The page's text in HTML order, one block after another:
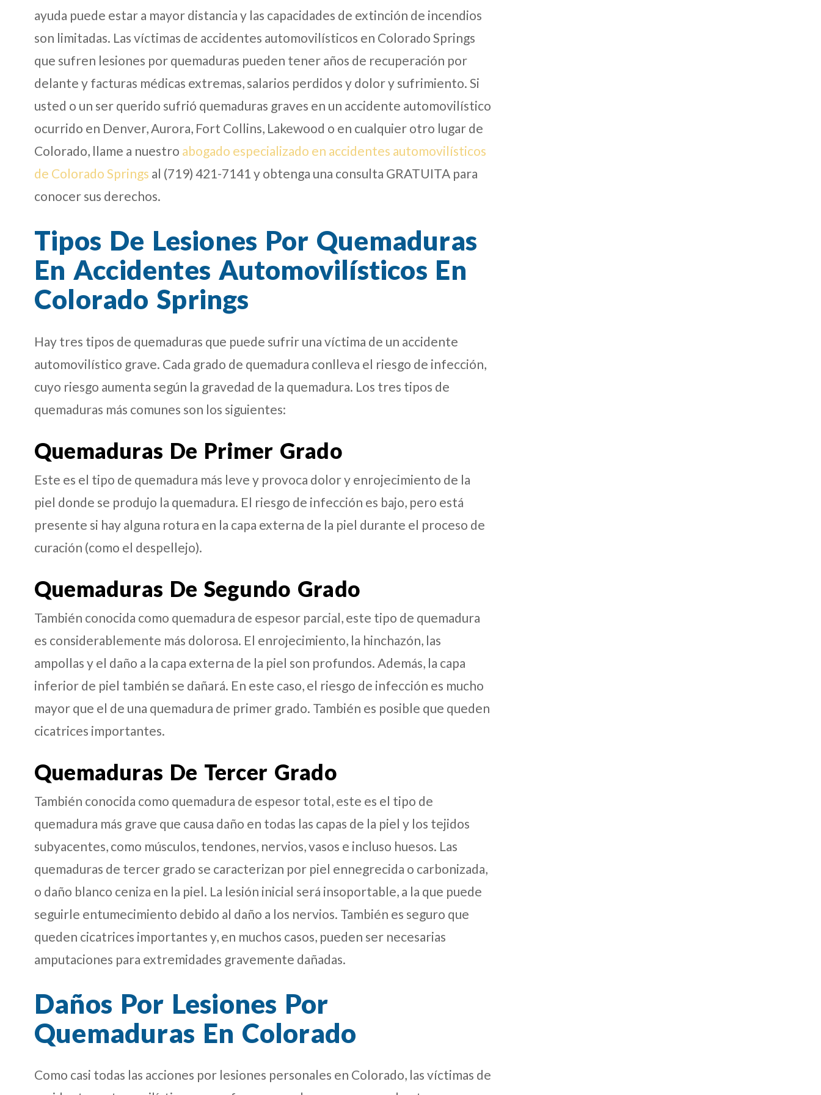
ayuda puede estar a mayor distancia y las capacidades de extinción de incendios
son limitadas. Las víctimas de accidentes automovilísticos en Colorado Springs
que sufren lesiones por quemaduras pueden tener años de recuperación por
delante y facturas médicas extremas, salarios perdidos y dolor y sufrimiento. Si
usted o un ser querido sufrió quemaduras graves en un accidente automovilístico
ocurrido en Denver, Aurora, Fort Collins, Lakewood o en cualquier otro lugar de
Colorado, llame a nuestro abogado especializado en accidentes automovilísticos
de Colorado Springs al (719) 421-7141 y obtenga una consulta GRATUITA para
conocer sus derechos.
Tipos De Lesiones Por Quemaduras
En Accidentes Automovilísticos En
Colorado Springs
Hay tres tipos de quemaduras que puede sufrir una víctima de un accidente
automovilístico grave. Cada grado de quemadura conlleva el riesgo de infección,
cuyo riesgo aumenta según la gravedad de la quemadura. Los tres tipos de
quemaduras más comunes son los siguientes:
Quemaduras De Primer Grado
Este es el tipo de quemadura más leve y provoca dolor y enrojecimiento de la
piel donde se produjo la quemadura. El riesgo de infección es bajo, pero está
presente si hay alguna rotura en la capa externa de la piel durante el proceso de
curación (como el despellejo).
Quemaduras De Segundo Grado
También conocida como quemadura de espesor parcial, este tipo de quemadura
es considerablemente más dolorosa. El enrojecimiento, la hinchazón, las
ampollas y el daño a la capa externa de la piel son profundos. Además, la capa
inferior de piel también se dañará. En este caso, el riesgo de infección es mucho
mayor que el de una quemadura de primer grado. También es posible que queden
cicatrices importantes.
Quemaduras De Tercer Grado
También conocida como quemadura de espesor total, este es el tipo de
quemadura más grave que causa daño en todas las capas de la piel y los tejidos
subyacentes, como músculos, tendones, nervios, vasos e incluso huesos. Las
quemaduras de tercer grado se caracterizan por piel ennegrecida o carbonizada,
o daño blanco ceniza en la piel. La lesión inicial será insoportable, a la que puede
seguirle entumecimiento debido al daño a los nervios. También es seguro que
queden cicatrices importantes y, en muchos casos, pueden ser necesarias
amputaciones para extremidades gravemente dañadas.
Daños Por Lesiones Por
Quemaduras En Colorado
Como casi todas las acciones por lesiones personales en Colorado, las víctimas de